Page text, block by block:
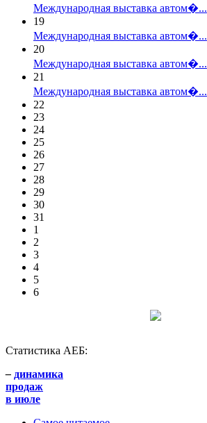
Международная выставка автом�...
19
Международная выставка автом�...
20
Международная выставка автом�...
21
Международная выставка автом�...
22
23
24
25
26
27
28
29
30
31
1
2
3
4
5
6
Статистика АЕБ:
– динамика
продаж
в июле